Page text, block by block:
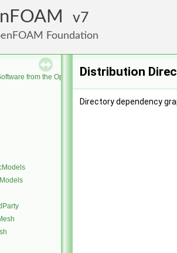
7
Foundation
from the OpenFOAM Foundation
Distribution
Directory dependency